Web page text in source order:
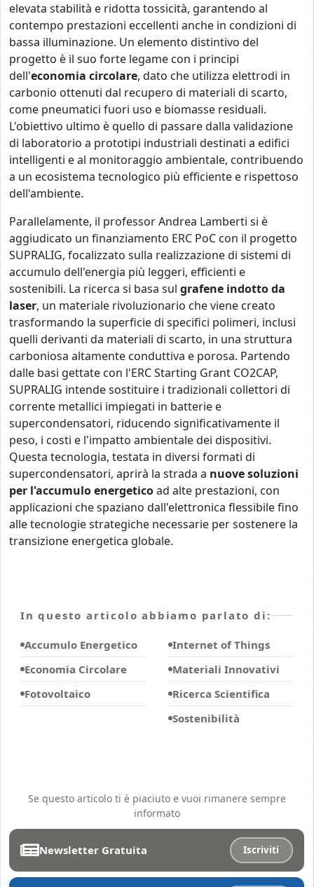
elevata stabilità e ridotta tossicità, garantendo al
contempo prestazioni eccellenti anche in condizioni di
bassa illuminazione. Un elemento distintivo del
progetto è il suo forte legame con i principi
dell'economia circolare, dato che utilizza elettrodi in
carbonio ottenuti dal recupero di materiali di scarto,
come pneumatici fuori uso e biomasse residuali.
L'obiettivo ultimo è quello di passare dalla validazione
di laboratorio a prototipi industriali destinati a edifici
intelligenti e al monitoraggio ambientale, contribuendo
a un ecosistema tecnologico più efficiente e rispettoso
dell'ambiente.
Parallelamente, il professor Andrea Lamberti si è
aggiudicato un finanziamento ERC PoC con il progetto
SUPRALIG, focalizzato sulla realizzazione di sistemi di
accumulo dell'energia più leggeri, efficienti e
sostenibili. La ricerca si basa sul grafene indotto da
laser, un materiale rivoluzionario che viene creato
trasformando la superficie di specifici polimeri, inclusi
quelli derivanti da materiali di scarto, in una struttura
carboniosa altamente conduttiva e porosa. Partendo
dalle basi gettate con l'ERC Starting Grant CO2CAP,
SUPRALIG intende sostituire i tradizionali collettori di
corrente metallici impiegati in batterie e
supercondensatori, riducendo significativamente il
peso, i costi e l'impatto ambientale dei dispositivi.
Questa tecnologia, testata in diversi formati di
supercondensatori, aprirà la strada a nuove soluzioni
per l'accumulo energeticoad alte prestazioni, con
applicazioni che spaziano dall'elettronica flessibile fino
alle tecnologie strategiche necessarie per sostenere la
transizione energetica globale.
In questo articolo abbiamo parlato di:
Accumulo Energetico
Economia Circolare
Fotovoltaico
Internet of Things
Materiali Innovativi
Ricerca Scientifica
Sostenibilità
Se questo articolo ti è piaciuto e vuoi rimanere sempre
informato
Newsletter Gratuita Iscriviti